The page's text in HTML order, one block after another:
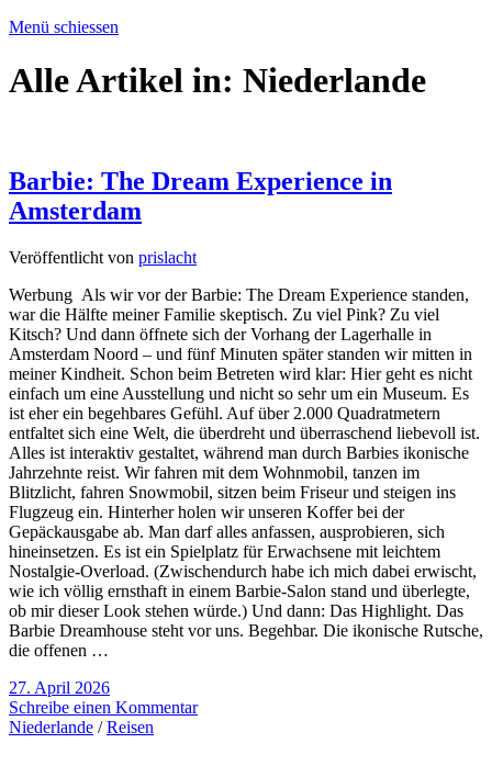
Menü schiessen
Alle Artikel in: Niederlande
Barbie: The Dream Experience in
Amsterdam
Veröffentlicht von prislacht
Werbung Als wir vor der Barbie: The Dream Experience standen,
war die Hälfte meiner Familie skeptisch. Zu viel Pink? Zu viel
Kitsch? Und dann öffnete sich der Vorhang der Lagerhalle in
Amsterdam Noord – und fünf Minuten später standen wir mitten in
meiner Kindheit. Schon beim Betreten wird klar: Hier geht es nicht
einfach um eine Ausstellung und nicht so sehr um ein Museum. Es
ist eher ein begehbares Gefühl. Auf über 2.000 Quadratmetern
entfaltet sich eine Welt, die überdreht und überraschend liebevoll ist.
Alles ist interaktiv gestaltet, während man durch Barbies ikonische
Jahrzehnte reist. Wir fahren mit dem Wohnmobil, tanzen im
Blitzlicht, fahren Snowmobil, sitzen beim Friseur und steigen ins
Flugzeug ein. Hinterher holen wir unseren Koffer bei der
Gepäckausgabe ab. Man darf alles anfassen, ausprobieren, sich
hineinsetzen. Es ist ein Spielplatz für Erwachsene mit leichtem
Nostalgie-Overload. (Zwischendurch habe ich mich dabei erwischt,
wie ich völlig ernsthaft in einem Barbie-Salon stand und überlegte,
ob mir dieser Look stehen würde.) Und dann: Das Highlight. Das
Barbie Dreamhouse steht vor uns. Begehbar. Die ikonische Rutsche,
die offenen …
27. April 2026
Schreibe einen Kommentar
Niederlande /Reisen